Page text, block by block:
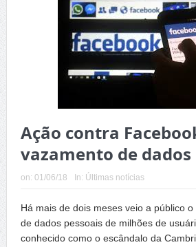
Ação contra
vazamento de dados
on: 01/06/18 In: Últimas notícias
Há mais de dois meses veio a público
de dados pessoais de milhões de
conhecido como o escândalo da